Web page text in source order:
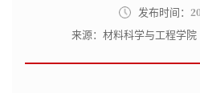
发布时间：
来源：材料科学与工程学院